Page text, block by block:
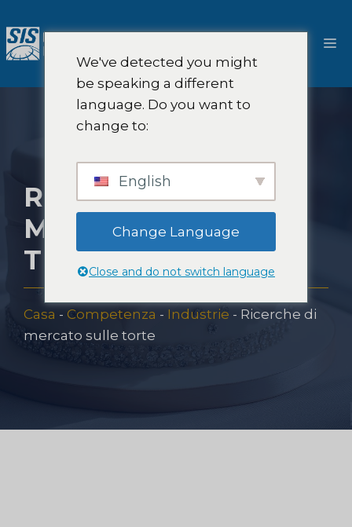
al
contenuto
RICERCHE DI
MERCATO SULLE
TORTE
Casa - Competenza - Industrie - Ricerche di
mercato sulle torte
We've detected you might
be speaking a different
language. Do you want to
change to:
English
Change Language
Close and do not switch language